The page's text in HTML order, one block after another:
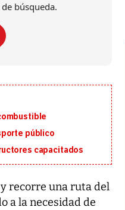
búsqueda.
público
capacitados
recorre una ruta del
a la necesidad de